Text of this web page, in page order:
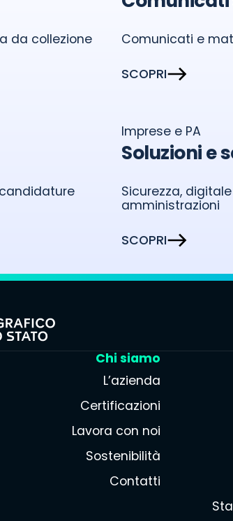
da collezione Comunicati e
SCOPRI
Imprese e PA
Soluzioni e
Sicurezza,
amministrazioni
SCOPRI
Chi siamo
L’azienda
Certificazioni
Lavora con noi
Sostenibilità
Contatti